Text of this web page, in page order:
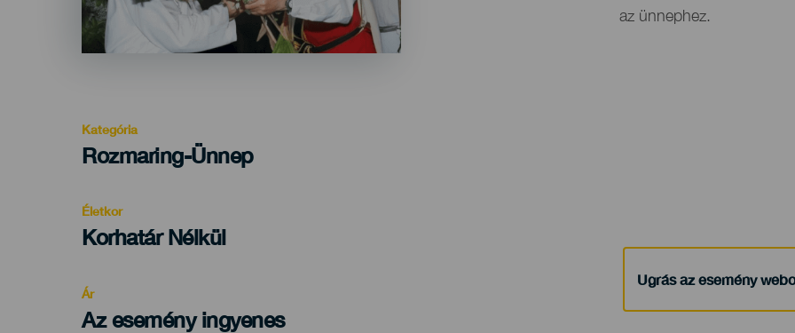
az ünnephez.
Kategória
Categoría
evento
Rozmaring-Ünnep
Életkor
Edad
Korhatár Nélkül
Ár
Az esemény ingyenes
Ugrás az esemény